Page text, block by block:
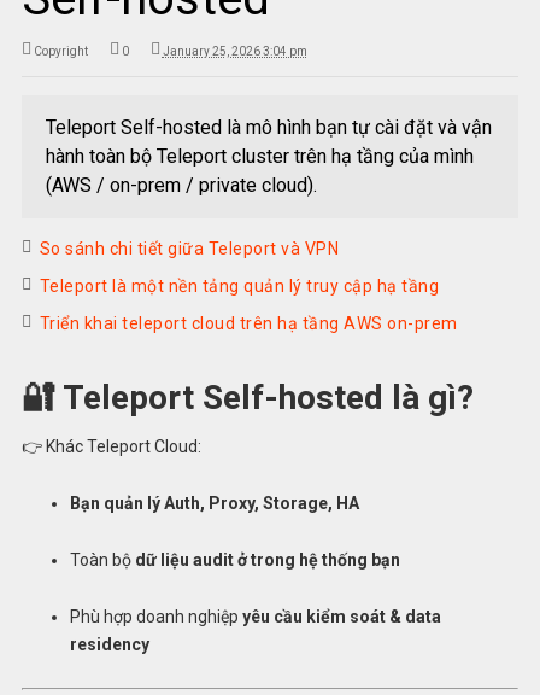
Copyright 0 January 25, 2026 3:04 pm
Teleport Self-hosted là mô hình bạn tự cài đặt và vận
hành toàn bộ Teleport cluster trên hạ tầng của mình
(AWS / on-prem / private cloud).
So sánh chi tiết giữa Teleport và VPN
Teleport là một nền tảng quản lý truy cập hạ tầng
Triển khai teleport cloud trên hạ tầng AWS on-prem
🔐 Teleport Self-hosted là gì?
👉 Khác Teleport Cloud:
Bạn quản lý Auth, Proxy, Storage, HA
Toàn bộ dữ liệu audit ở trong hệ thống bạn
Phù hợp doanh nghiệp yêu cầu kiểm soát & data
residency